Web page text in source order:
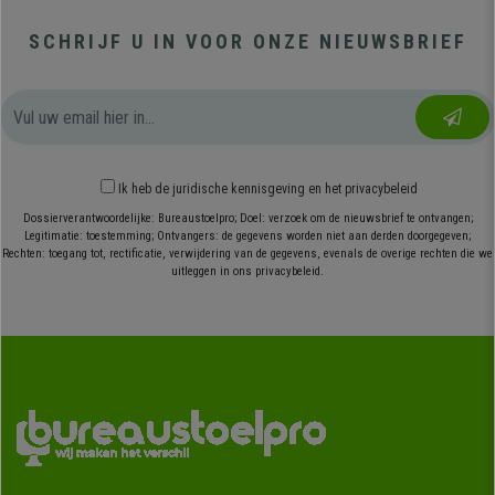
SCHRIJF U IN VOOR ONZE NIEUWSBRIEF
Ik heb de juridische kennisgeving en het privacybeleid
Dossierverantwoordelijke: Bureaustoelpro; Doel: verzoek om de nieuwsbrief te ontvangen;
Legitimatie: toestemming; Ontvangers: de gegevens worden niet aan derden doorgegeven;
Rechten: toegang tot, rectificatie, verwijdering van de gegevens, evenals de overige rechten die we
uitleggen in ons privacybeleid.